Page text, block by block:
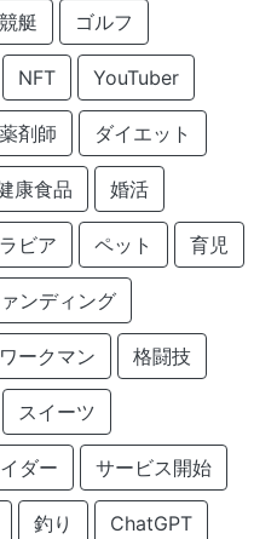
艇 ゴルフ
NFT YouTuber
薬剤師 ダイエット
康食品 婚活
ビア ペット 育児
ンディング
ワークマン 格闘技
スイーツ
ダー サービス開始
釣り ChatGPT